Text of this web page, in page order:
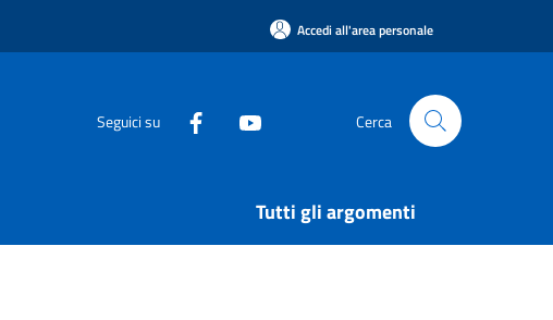
Accedi all'area personale
Seguici su Cerca
Tutti gli argomenti